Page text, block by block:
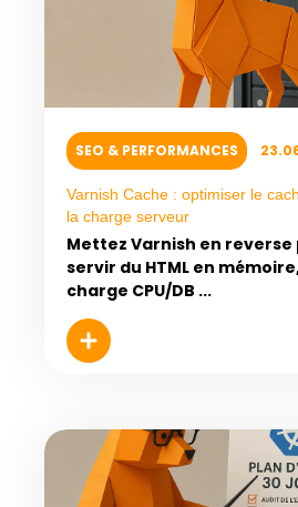
SEO & PERFORMANCES
Varnish Cache : optimiser le
la charge serveur
Mettez Varnish en reverse
servir du HTML en
charge CPU/DB ...